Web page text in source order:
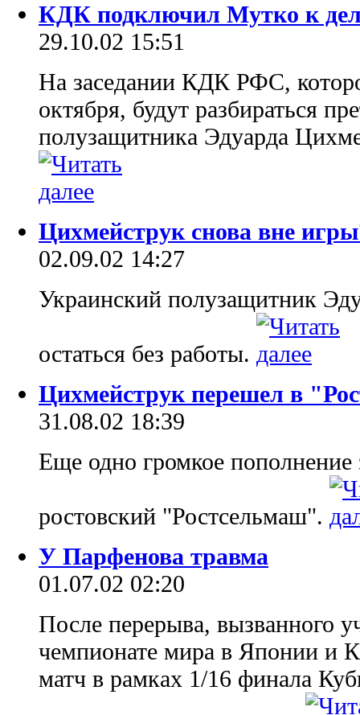
КДК подключил Мутко к
29.10.02 15:51
На заседании КДК РФС,
октября, будут разбираться
полузащитника Эдуарда
Цихмейструк снова вне
02.09.02 14:27
Украинский полузащитник
остаться без работы.
Цихмейструк перешел в
31.08.02 18:39
Еще одно громкое пополнение
ростовский "Ростсельмаш".
У Парфенова травма
01.07.02 02:20
После перерыва, вызванного
чемпионате мира в Японии и
матч в рамках 1/16 финала